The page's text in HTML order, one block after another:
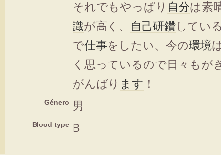
それでもやっぱり 自分は素
識が高く、 自己研鑽してい
で仕事をしたい、今の環境
く思っているので日々もが
がんばり ます ！
Género 男
Blood type B